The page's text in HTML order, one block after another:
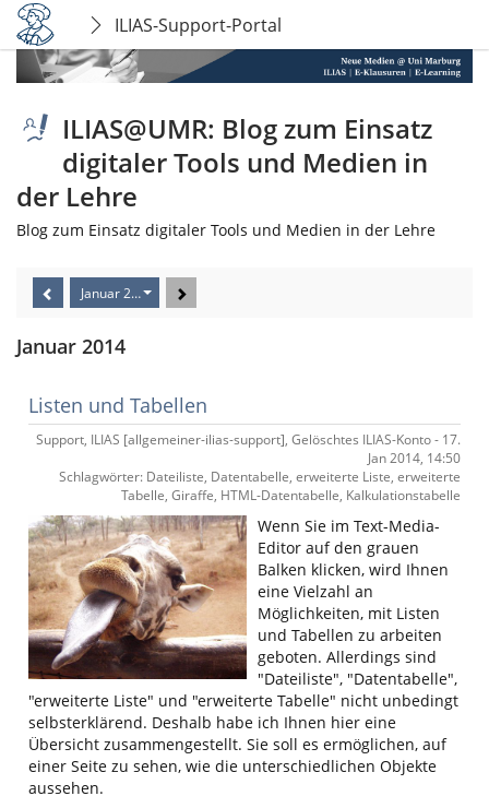
ILIAS-Support-Portal
ILIAS@UMR: Blog zum Einsatz
digitaler Tools und Medien in
der Lehre
Blog zum Einsatz digitaler Tools und Medien in der Lehre
Januar 2014
Januar 2014
Listen und Tabellen
Support, ILIAS [allgemeiner-ilias-support], Gelöschtes ILIAS-Konto - 17.
Jan 2014, 14:50
Schlagwörter: Dateiliste, Datentabelle, erweiterte Liste, erweiterte
Tabelle, Giraffe, HTML-Datentabelle, Kalkulationstabelle
Wenn Sie im Text-Media-
Editor auf den grauen
Balken klicken, wird Ihnen
eine Vielzahl an
Möglichkeiten, mit Listen
und Tabellen zu arbeiten
geboten. Allerdings sind
"Dateiliste", "Datentabelle",
"erweiterte Liste" und "erweiterte Tabelle" nicht unbedingt
selbsterklärend. Deshalb habe ich Ihnen hier eine
Übersicht zusammengestellt. Sie soll es ermöglichen, auf
einer Seite zu sehen, wie die unterschiedlichen Objekte
aussehen.